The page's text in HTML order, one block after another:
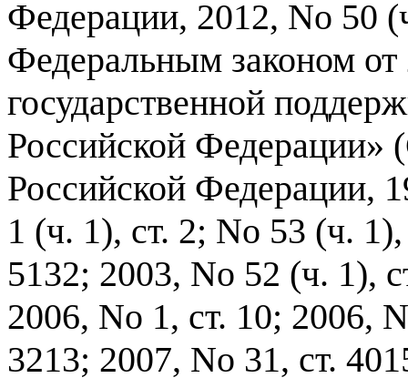
Федерации, 2012, No 50 (
Федеральным законом от
государственной
Российской Федерации» (
Российской Федерации,
1 (ч. 1), ст. 2; No 53 (ч.
5132; 2003, No 52 (ч. 1),
2006, No 1, ст. 10; 2006,
3213; 2007, No 31, ст.